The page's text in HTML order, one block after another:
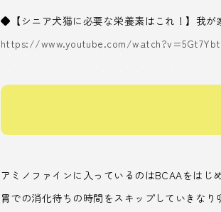
◆【シニア犬猫に必要な栄養素はこれ！】我が
https://www.youtube.com/
アミノファインに入っているのはBCAAをはじ
胃での消化待ちの時間をスキップしていきな